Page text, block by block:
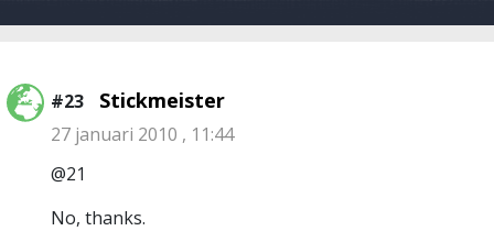
#23 Stickmeister
27 januari 2010 , 11:44
@21
No, thanks.